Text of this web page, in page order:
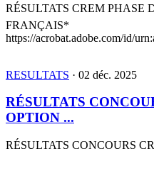
RESULTATS 22 déc. 2025
Résultats concours
session 2025
Résultats concours direct